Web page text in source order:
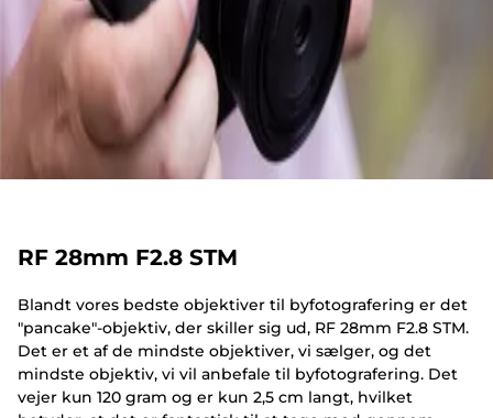
RF 28mm F2.8 STM
Blandt vores bedste objektiver til byfotografering er det
"pancake"-objektiv, der skiller sig ud, RF 28mm F2.8 STM.
Det er et af de mindste objektiver, vi sælger, og det
mindste objektiv, vi vil anbefale til byfotografering. Det
vejer kun 120 gram og er kun 2,5 cm langt, hvilket